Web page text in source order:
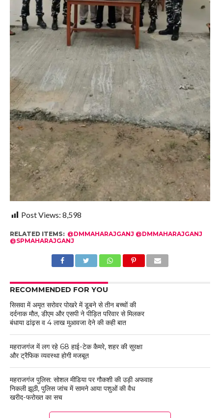
Post Views: 8,598
RELATED ITEMS: @DMMAHARAJGANJ @DMMAHARAJGANJ
@SPMAHARAJGANJ
RECOMMENDED FOR YOU
सिसवा में अमृत सरोवर पोखरे में डूबने से तीन बच्चों की
दर्दनाक मौत, डीएम और एसपी ने पीड़ित परिवार से मिलकर
बंधाया ढांढ़स व 4 लाख मुआवजा देने की कही बात
महराजगंज में लग रहे 68 हाई-टेक कैमरे, शहर की सुरक्षा
और ट्रैफिक व्यवस्था होगी मजबूत
महराजगंज पुलिस: सोशल मीडिया पर गौकशी की उड़ी अफवाह
निकली झूठी, पुलिस जांच में सामने आया पशुओं की वैध
खरीद-फरोख्त का सच